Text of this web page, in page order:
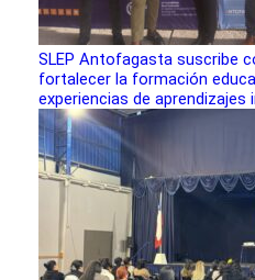
SLEP Antofagasta suscribe
fortalecer la formación
experiencias de aprendizajes